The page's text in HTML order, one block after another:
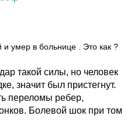
умер в больнице . Это как ?
такой силы, но человек
значит был пристегнут.
переломы ребер,
Болевой шок при том